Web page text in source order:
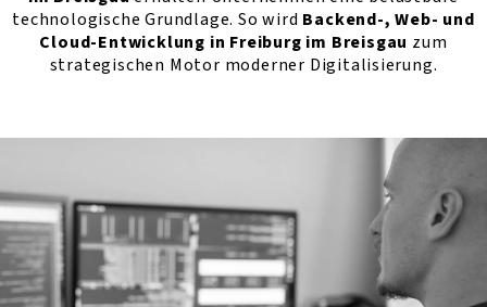
technologische Grundlage. So wird Backend-, Web- und
Cloud-Entwicklung in Freiburg im Breisgau zum
strategischen Motor moderner Digitalisierung.